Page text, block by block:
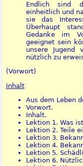
Endlich sind
einheitlich und
sie das
Überhaupt
Gedanke im
geeignet sein
unsere Jugend
nützlich zu
(Vorwort)
Inhalt
Aus dem Leben
Vorwort.
Inhalt.
Lektion 1. Was
Lektion 2. Teile
Lektion 3.
Lektion 4.
Lektion 5.
Lektion 6.